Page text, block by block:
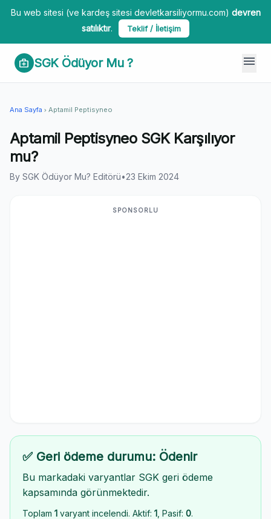
Bu web sitesi (ve kardeş sitesi devletkarsiliyormu.com) devren
satılıktır. Teklif / İletişim
medical_services SGK Ödüyor Mu ? menu
Ana Sayfa chevron_right Aptamil Peptisyneo
Aptamil Peptisyneo SGK Karşılıyor
mu?
By SGK Ödüyor Mu? Editörü•23 Ekim 2024
SPONSORLU
✅ Geri ödeme durumu: Ödenir
Bu markadaki varyantlar SGK geri ödeme
kapsamında görünmektedir.
Toplam 1 varyant incelendi. Aktif: 1 , Pasif: 0.